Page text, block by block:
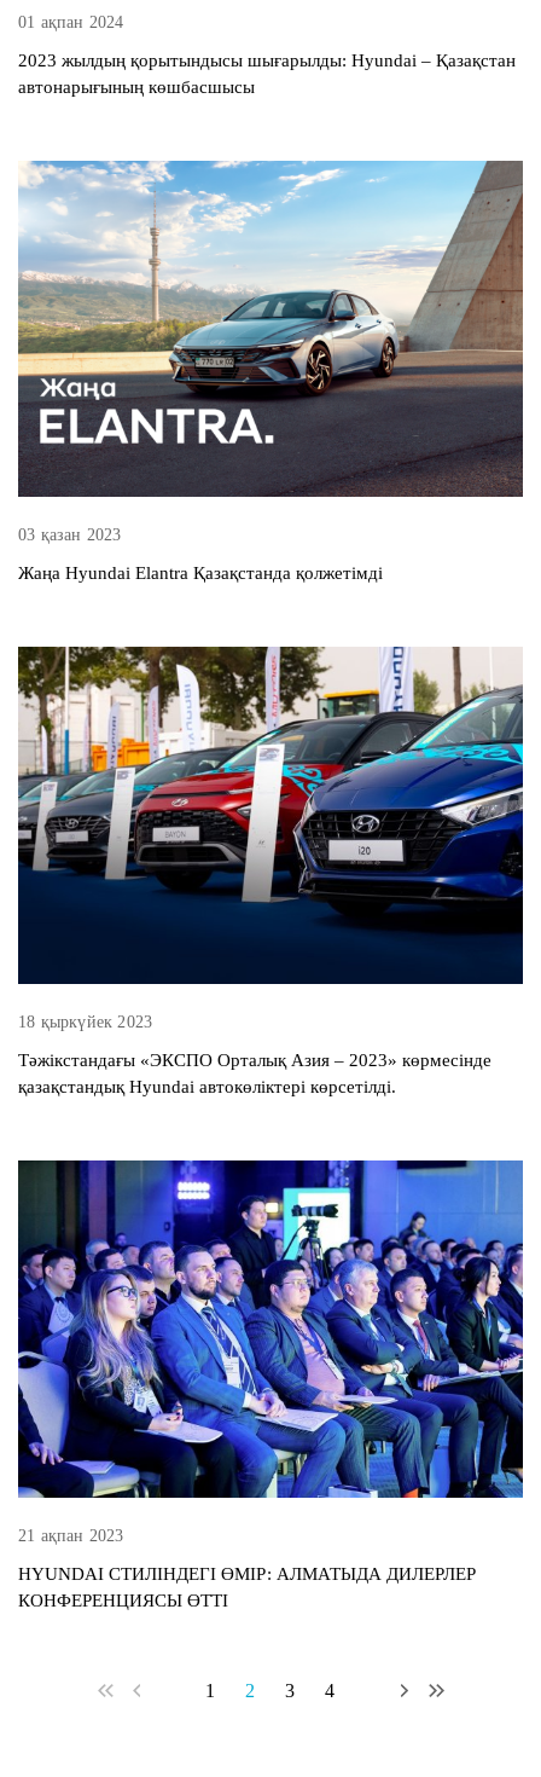
01 ақпан 2024
2023 жылдың қорытындысы шығарылды: Hyundai – Қазақстан
автонарығының көшбасшысы
03 қазан 2023
Жаңа Hyundai Elantra Қазақстанда қолжетімді
18 қыркүйек 2023
Тәжікстандағы «ЭКСПО Орталық Азия – 2023» көрмесінде
қазақстандық Hyundai автокөліктері көрсетілді.
21 ақпан 2023
HYUNDAI СТИЛІНДЕГІ ӨМІР: АЛМАТЫДА ДИЛЕРЛЕР
КОНФЕРЕНЦИЯСЫ ӨТТІ
1 2 3 4